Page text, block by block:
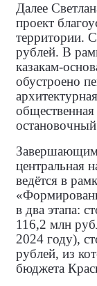
Далее
проект
территории.
рублей. В
обустроено
Завершающим
центральная
ведётся в
в два этапа:
116,2 млн
2024 году),
рублей, из
бюджета